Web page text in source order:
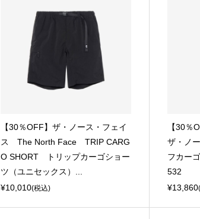
【30％OFF】ザ・ノース・フェイ
ス The North Face TRIP CARG
O SHORT トリップカーゴショー
ツ（ユニセックス）...
¥10,010(税込)
【30％
ザ・ノ
フカー
532
¥13,860